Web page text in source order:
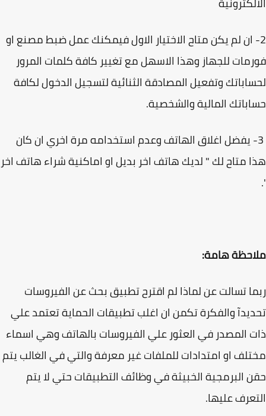
ان لم يكن متاح الاختيار الاول فيمكنك عمل ضبط مصنع او
للجهاز وهذا الاسهل مع تغيير كافة كلمات المرور
وتفعيل المصادقة الثنائية لتسجيل الدخول لكافة
المالية والشخصية.
يفضل اغلاق الهاتف وعدم استخدامه مرة اخري ان كان
متاح لك " لديك هاتف اخر بديل او اماكنية شراء هاتف اخر
هامة:
تسالت عن لماذا لم اقترح تطبيق بحث عن الفيروسات
والفكرة تكمن ان اغلب تطبيقات الحماية تعتمد علي
المصدر في العثور علي الفيروسات بالهاتف وهي اسماء
او امتدادات للملفات غير معرفة والتي في الغالب يتم
البرمجية الخبيثة في وظائف التطبيقات حتي لا يتم
عليها.